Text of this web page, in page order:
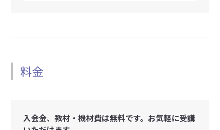
料金
入会金、教材・機材費は無料です。お気軽に受講